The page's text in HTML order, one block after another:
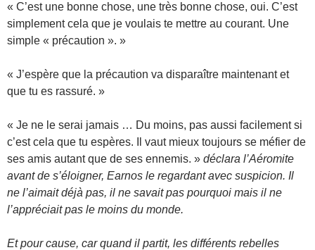
« C’est une bonne chose, une très bonne chose, oui. C’est
simplement cela que je voulais te mettre au courant. Une
simple « précaution ». »
« J’espère que la précaution va disparaître maintenant et
que tu es rassuré. »
« Je ne le serai jamais … Du moins, pas aussi facilement si
c’est cela que tu espères. Il vaut mieux toujours se méfier de
ses amis autant que de ses ennemis. » déclara l’Aéromite
avant de s’éloigner, Earnos le regardant avec suspicion. Il
ne l’aimait déjà pas, il ne savait pas pourquoi mais il ne
l’appréciait pas le moins du monde.
Et pour cause, car quand il partit, les différents rebelles